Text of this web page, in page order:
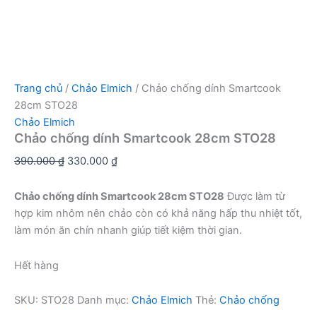
Trang chủ / Chảo Elmich / Chảo chống dính Smartcook
28cm STO28
Chảo Elmich
Chảo chống dính Smartcook 28cm STO28
390.000₫ Giá
là:
390.000 ₫.
330.000 ₫Giá
tại
là:
330.000 ₫.
Chảo chống dính Smartcook 28cm STO28 Được làm từ
hợp kim nhôm nên chảo còn có khả năng hấp thu nhiệt tốt,
làm món ăn chín nhanh giúp tiết kiệm thời gian.
Hết hàng
SKU: STO28 Danh mục: Chảo Elmich Thẻ: Chảo chống